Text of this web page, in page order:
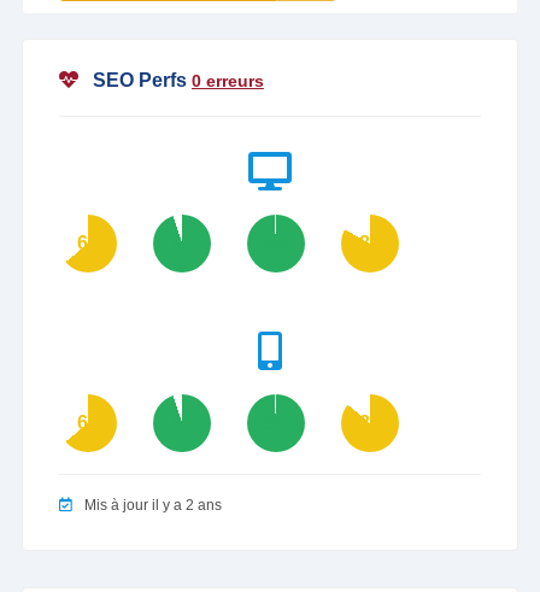
SEO Perfs 0 erreurs
64 95 83
64 95 86
Mis à jour il y a 2 ans